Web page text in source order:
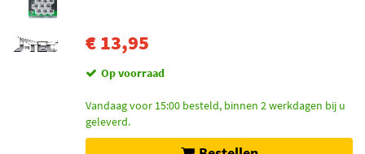
€ 13,95
Op voorraad
Vandaag voor 15:00 besteld, binnen 2 werkdagen bij u
geleverd.